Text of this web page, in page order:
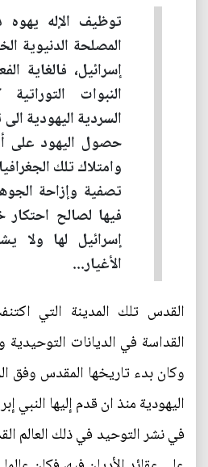
توظيف الإله يهوه
المصلحة الدنيوية
إسرائيل، فالغاية
النبوات
السردية اليهودية
حصول اليهود على
وامتلاك تلك
تصفية وإزاحة
فيها لصالح
إسرائيل لها ولا
الأغيار...
القدس تلك المدينة التي
القداسة في الديانات
وكان بدء تاريخها المقدس وفق
اليهودية منذ ان قدم إليها النبي
في نشر التوحيد في ذلك العالم